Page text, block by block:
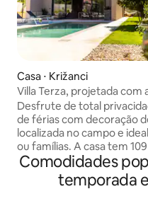
Casa ⋅ Križanci
Villa Terza, projetada com
Desfrute de total
de férias com decoração
localizada no campo e
ou famílias. A casa tem
um terreno de 750 m². A
dois quartos confortáveis
sala de estar, cozinha
Comodidades
temporada